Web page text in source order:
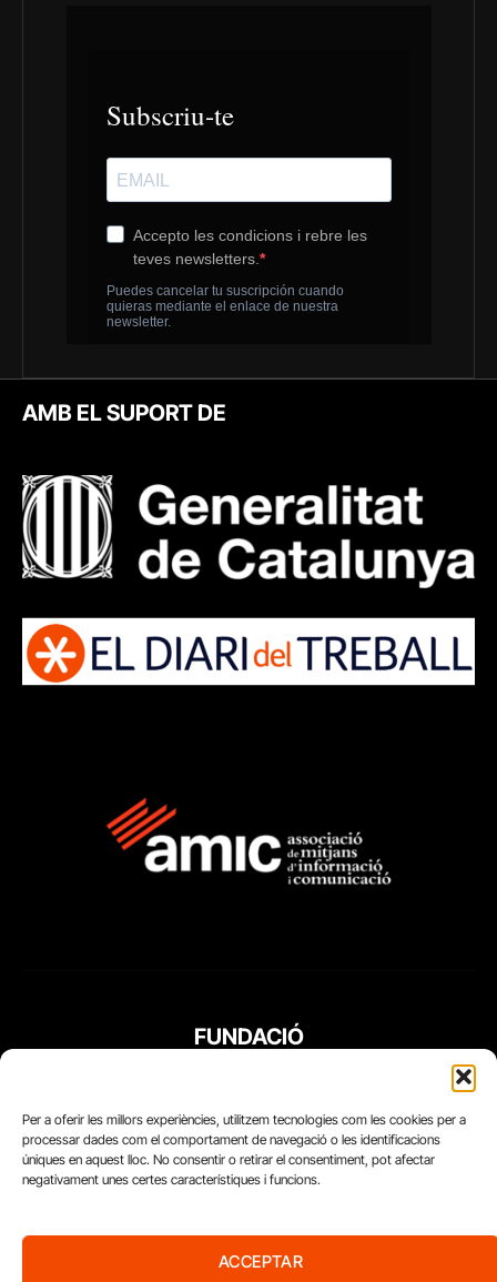
Per a oferir les millors experiències, utilitzem tecnologies com les cookies per a
processar dades com el comportament de navegació o les identificacions
úniques en aquest lloc. No consentir o retirar el consentiment, pot afectar
negativament unes certes característiques i funcions.
ACCEPTAR
AMB EL SUPORT DE
FUNDACIÓ